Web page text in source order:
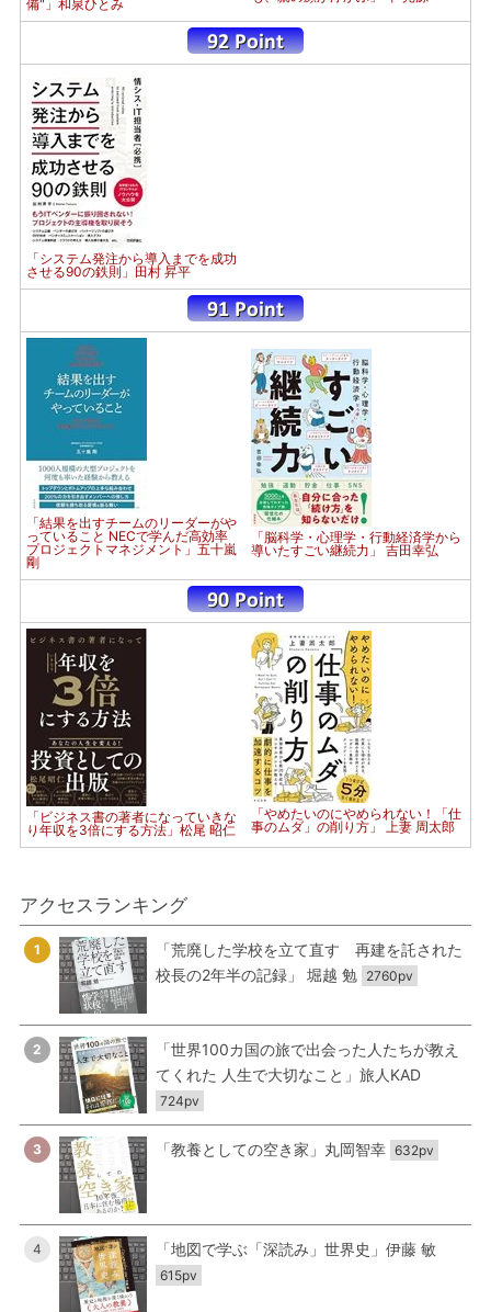
備"」和泉ひとみ
「システム発注から導入までを成功
させる90の鉄則」田村 昇平
「結果を出すチームのリーダーがや
っていること NECで学んだ高効率
プロジェクトマネジメント」五十嵐
剛
「脳科学・心理学・行動経済学から
導いたすごい継続力」 吉田幸弘
「ビジネス書の著者になっていきな
り年収を3倍にする方法」松尾 昭仁
「やめたいのにやめられない！「仕
事のムダ」の削り方」 上妻 周太郎
アクセスランキング
1
「荒廃した学校を立て直す 再建を託された
校長の2年半の記録」 堀越 勉 2760pv
2
「世界100カ国の旅で出会った人たちが教え
てくれた 人生で大切なこと」旅人KAD
724pv
3 「教養としての空き家」丸岡智幸 632pv
4 「地図で学ぶ「深読み」世界史」伊藤 敏
615pv